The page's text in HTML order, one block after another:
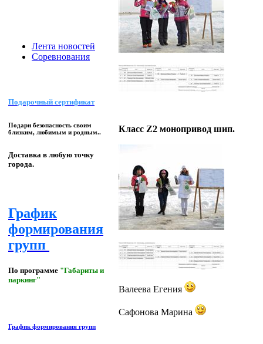
Лента новостей
Соревнования
Подарочный сертификат
Подари безопасность своим
близким, любимым и родным..
Доставка в любую точку
города.
График
формирования
групп
По программе "Габариты и
паркинг"
График формирования групп
Класс Z2 монопривод шип.
Валеева Егения
Сафонова Марина